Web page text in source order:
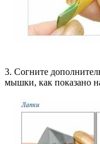
3. Согните
мышки, как показано